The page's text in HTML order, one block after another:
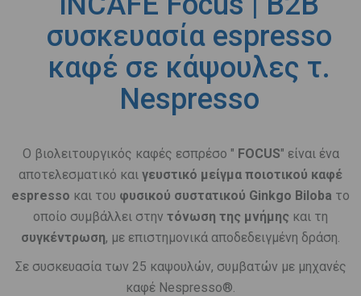
συσκευασία espresso
καφέ σε κάψουλες τ.
Nespresso
Ο βιολειτουργικός καφές εσπρέσο " FOCUS" είναι ένα
αποτελεσματικό και γευστικό μείγμα ποιοτικού καφέ
espresso και του φυσικού συστατικού Ginkgo Biloba το
οποίο συμβάλλει στην τόνωση της μνήμης και τη
συγκέντρωση, με επιστημονικά αποδεδειγμένη δράση.
Σε συσκευασία των 25 καψουλών, συμβατών με μηχανές
καφέ Nespresso®.